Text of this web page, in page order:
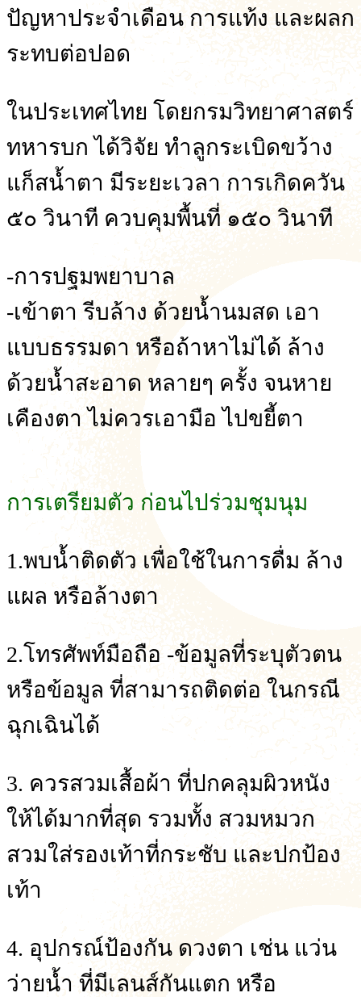
ปัญหาประจำเดือน การแท้ง และผลก
ระทบต่อปอด
ในประเทศไทย โดยกรมวิทยาศาสตร์
ทหารบก ได้วิจัย ทำลูกระเบิดขว้าง
แก็สน้ำตา มีระยะเวลา การเกิดควัน
๕๐ วินาที ควบคุมพื้นที่ ๑๕๐ วินาที
-การปฐมพยาบาล
-เข้าตา รีบล้าง ด้วยน้ำนมสด เอา
แบบธรรมดา หรือถ้าหาไม่ได้ ล้าง
ด้วยน้ำสะอาด หลายๆ ครั้ง จนหาย
เคืองตา ไม่ควรเอามือ ไปขยี้ตา
การเตรียมตัว ก่อนไปร่วมชุมนุม
1.พบน้ำติดตัว เพื่อใช้ในการดื่ม ล้าง
แผล หรือล้างตา
2.โทรศัพท์มือถือ -ข้อมูลที่ระบุตัวตน
หรือข้อมูล ที่สามารถติดต่อ ในกรณี
ฉุกเฉินได้
3. ควรสวมเสื้อผ้า ที่ปกคลุมผิวหนัง
ให้ได้มากที่สุด รวมทั้ง สวมหมวก
สวมใส่รองเท้าที่กระชับ และปกป้อง
เท้า
4. อุปกรณ์ป้องกัน ดวงตา เช่น แว่น
ว่ายน้ำ ที่มีเลนส์กันแตก หรือ